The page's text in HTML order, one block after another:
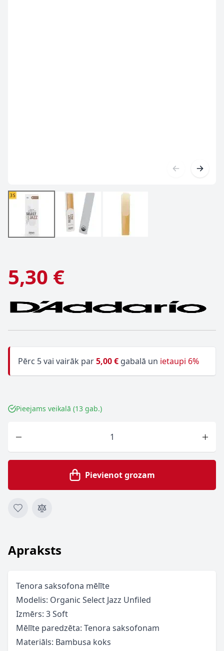
5,30 €
Pērc 5 vai vairāk par5,00 € gabalā un ietaupi 6%
Pieejams veikalā (13 gab.)
Pievienot grozam
Apraksts
Tenora saksofona mēlīte
Modelis: Organic Select Jazz Unfiled
Izmērs: 3 Soft
Mēlīte paredzēta: Tenora saksofonam
Materiāls: Bambusa koks